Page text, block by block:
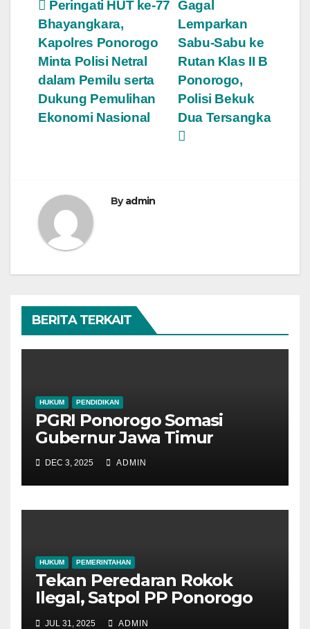
Post
navigation
Gagal
Lemparkan
Sabu-Sabu ke
Rutan Klas II B
Ponorogo,
Polisi Bekuk
Dua Tersangka
Peringati HUT ke-77
Bhayangkara,
Kapolres Ponorogo
Minta Polisi Netral
dalam Pemilu serta
Dukung Pemulihan
Ekonomi Nasional
Byadmin
BERITA TERKAIT
HUKUM PENDIDIKAN
PGRI Ponorogo Somasi
Gubernur Jawa Timur
DEC 3, 2025 ADMIN
HUKUM PEMERINTAHAN
Tekan Peredaran Rokok
Ilegal, Satpol PP Ponorogo
JUL 31, 2025 ADMIN